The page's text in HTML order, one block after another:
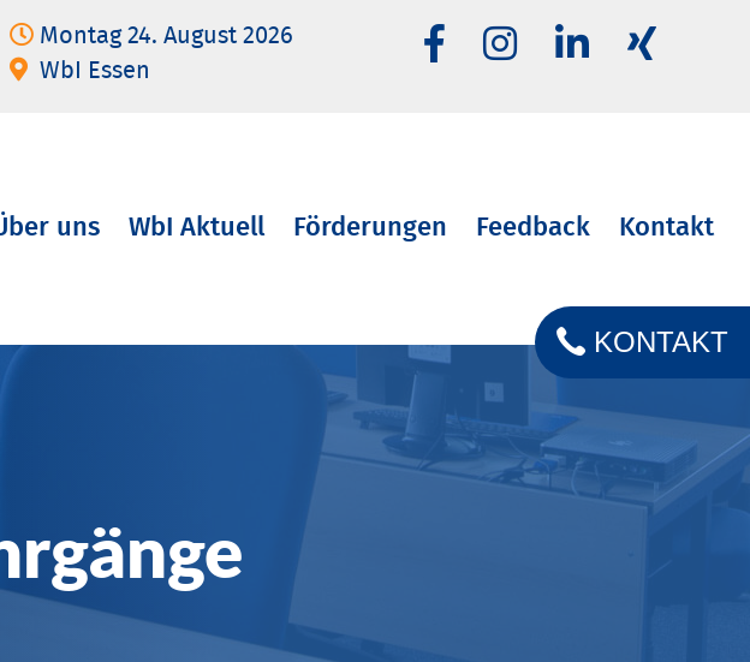
Montag 24. August 2026
WbI Essen
uns WbI Aktuell Förderungen Feedback Kontakt
KONTAKT